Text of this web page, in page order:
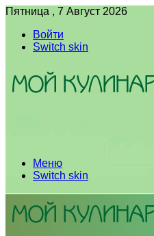
Пятница , 7 Август 2026
Войти
Switch skin
Меню
Switch skin